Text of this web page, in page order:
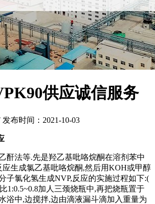
供应诚信服务
布时间：2021-10-03
酐法等.先是羟乙基吡咯烷酮在溶剂苯中
应生成氯乙基吡咯烷酮,然后用KOH或甲醇
子氯化氢生成NVP,反应的实施过程如下:(
1:0.5~0.8加人三颈烧瓶中,再把烧瓶置于
浴中,边搅拌,边由滴液漏斗滴加入重量为